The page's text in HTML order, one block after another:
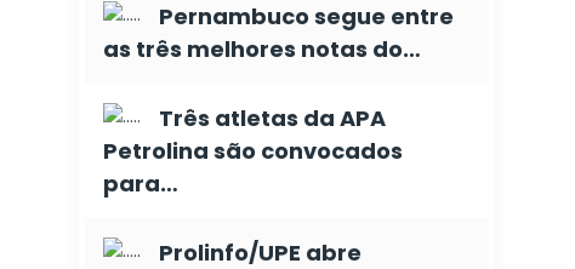
Pernambuco segue entre
as três melhores notas do…
Três atletas da APA
Petrolina são convocados
para…
Prolinfo/UPE abre